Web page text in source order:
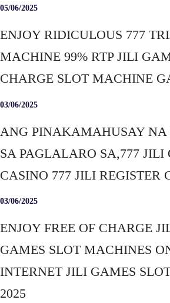
05/06/2025
ENJOY RIDICULOUS 777
MACHINE 99% RTP JILI
CHARGE SLOT MACHINE
03/06/2025
ANG PINAKAMAHUSAY
SA PAGLALARO SA,777 JILI
CASINO 777 JILI REGISTER
03/06/2025
ENJOY FREE OF CHARGE
GAMES SLOT MACHINES
INTERNET JILI GAMES
2025